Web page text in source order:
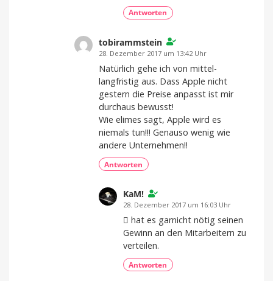
Antworten
tobirammstein
28. Dezember 2017 um 13:42 Uhr
Natürlich gehe ich von mittel-
langfristig aus. Dass Apple nicht
gestern die Preise anpasst ist mir
durchaus bewusst!
Wie elimes sagt, Apple wird es
niemals tun!!! Genauso wenig wie
andere Unternehmen!!
Antworten
KaM!
28. Dezember 2017 um 16:03 Uhr
 hat es garnicht nötig seinen
Gewinn an den Mitarbeitern zu
verteilen.
Antworten